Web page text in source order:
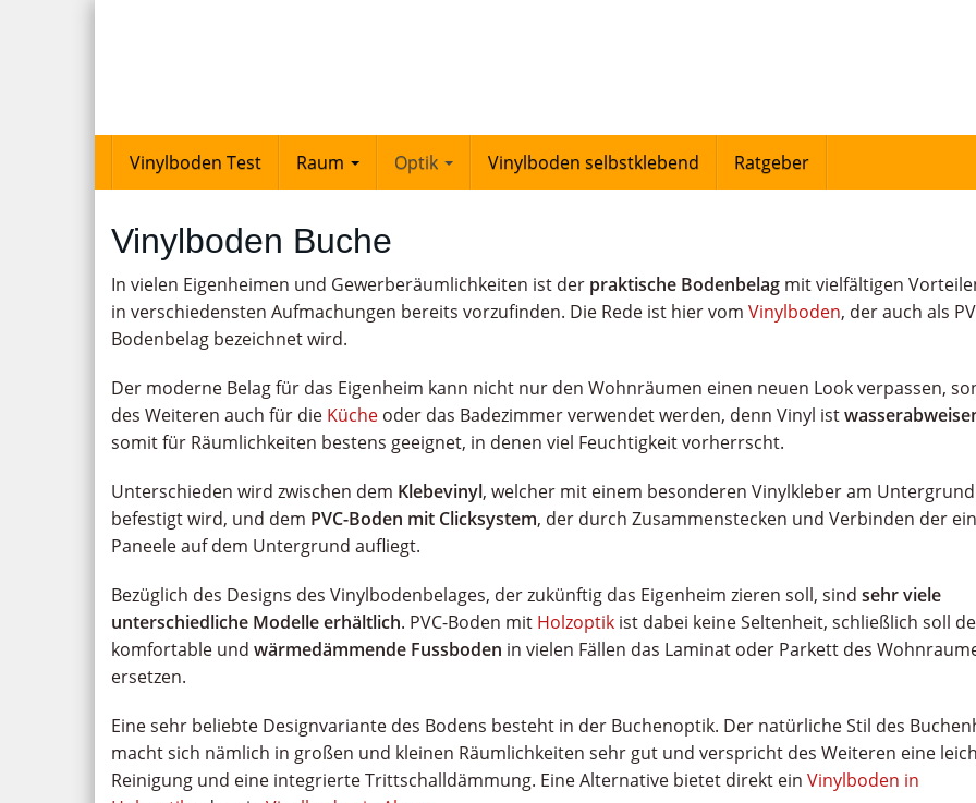
Vinylboden Test Raum Optik Vinylboden selbstklebend Ratgeber
Vinylboden Buche
In vielen Eigenheimen und Gewerberäumlichkeiten ist der praktische Bodenbelag mit vielfältigen
in verschiedensten Aufmachungen bereits vorzufinden. Die Rede ist hier vom Vinylboden, der auch als
Bodenbelag bezeichnet wird.
Der moderne Belag für das Eigenheim kann nicht nur den Wohnräumen einen neuen Look verpassen,
des Weiteren auch für die Küche oder das Badezimmer verwendet werden, denn Vinyl ist
somit für Räumlichkeiten bestens geeignet, in denen viel Feuchtigkeit vorherrscht.
Unterschieden wird zwischen dem Klebevinyl, welcher mit einem besonderen Vinylkleber am Untergrund
befestigt wird, und dem PVC-Boden mit Clicksystem, der durch Zusammenstecken und Verbinden der
Paneele auf dem Untergrund aufliegt.
Bezüglich des Designs des Vinylbodenbelages, der zukünftig das Eigenheim zieren soll, sind sehr viele
unterschiedliche Modelle erhältlich. PVC-Boden mit Holzoptik ist dabei keine Seltenheit, schließlich soll
komfortable und wärmedämmende Fussboden in vielen Fällen das Laminat oder Parkett des
ersetzen.
Eine sehr beliebte Designvariante des Bodens besteht in der Buchenoptik. Der natürliche Stil des
macht sich nämlich in großen und kleinen Räumlichkeiten sehr gut und verspricht des Weiteren eine
Reinigung und eine integrierte Trittschalldämmung. Eine Alternative bietet direkt ein Vinylboden in